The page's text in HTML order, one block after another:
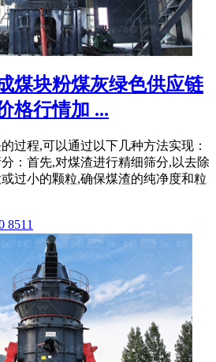
煤块粉煤灰绿色供应链
格行情加 ...
过程,可以通过以下几种方法实现：
：首先,对煤渣进行精细筛分,以去除
过小的颗粒,确保煤渣的纯净度和粒
8511